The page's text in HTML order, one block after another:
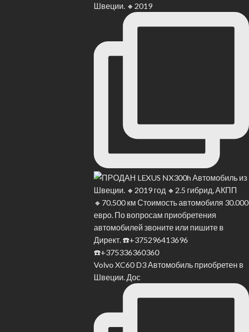
Швеции. 🔸2019
Volvo XC60 D3 Автомобиль приобретен в
Швеции. Дос